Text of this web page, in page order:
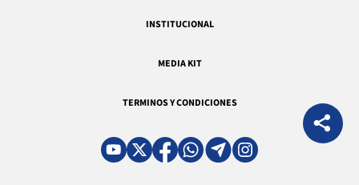
INSTITUCIONAL
MEDIA KIT
TERMINOS Y CONDICIONES